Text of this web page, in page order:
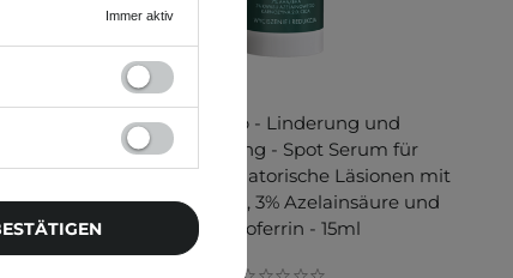
BasicLab - Linderung und
Reduzierung - Spot Serum für
mikroinflammatorische Läsionen mit
7% AHA/BHA, 3% Azelainsäure und
Lactoferrin - 15ml
Immer aktiv